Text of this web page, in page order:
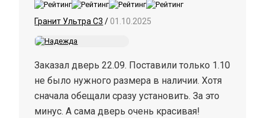
Гранит Ультра С3 /01.10.2025
Заказал дверь 22.09. Поставили только 1.10
не было нужного размера в наличии. Хотя
сначала обещали сразу установить. За это
минус. А сама дверь очень красивая!